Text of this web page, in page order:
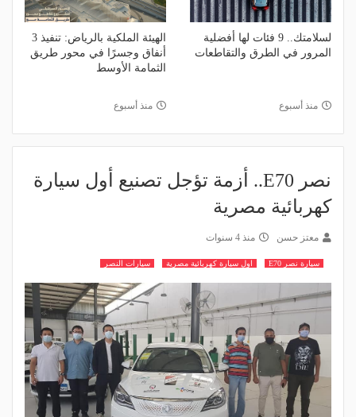
لسلامتك.. 9 فئات لها أفضلية
المرور في الطرق والتقاطعات
منذ أسبوع
الهيئة الملكية بالرياض: تنفيذ 3
أنفاق وجسرًا في محور طريق
الثمامة الأوسط
منذ أسبوع
نصر E70.. أزمة تؤجل تصنيع أول سيارة
كهربائية مصرية
معتز حسن منذ 4 سنوات
سيارة نصر E70 اول سيارة كهربائية مصرية سيارات النصر